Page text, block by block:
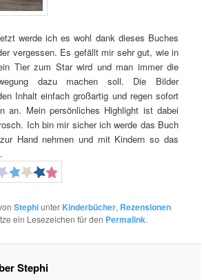
werde ich es wohl dank dieses Buches
vergessen. Es gefällt mir sehr gut, wie in
Tier zum Star wird und man immer die
dazu machen soll. Die Bilder
Inhalt einfach großartig und regen sofort
an. Mein persönliches Highlight ist dabei
Ich bin mir sicher ich werde das Buch
Hand nehmen und mit Kindern so das
Stephiunter Kinderbücher, Rezensionen
ein Lesezeichen für den Permalink.
Stephi